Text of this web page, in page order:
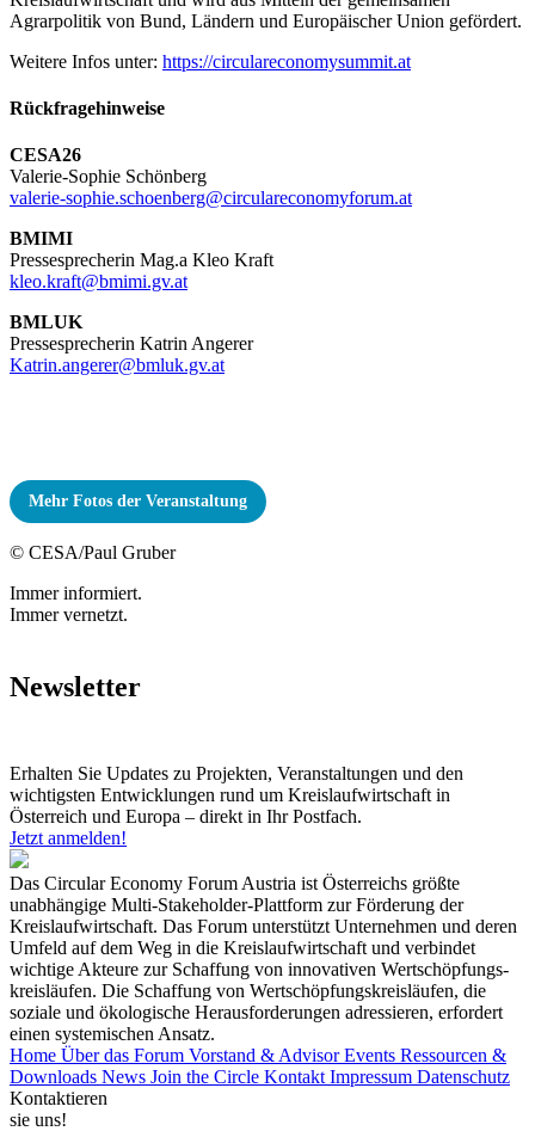
Agrarpolitik von Bund, Ländern und Europäischer Union gefördert.
Weitere Infos unter: https://circulareconomysummit.at
Rückfragehinweise
CESA26
Valerie-Sophie Schönberg
valerie-sophie.schoenberg@circulareconomyforum.at
BMIMI
Pressesprecherin Mag.a Kleo Kraft
kleo.kraft@bmimi.gv.at
BMLUK
Pressesprecherin Katrin Angerer
Katrin.angerer@bmluk.gv.at
Mehr Fotos der Veranstaltung
© CESA/Paul Gruber
Immer informiert.
Immer vernetzt.
Newsletter
Erhalten Sie Updates zu Projekten, Veranstaltungen und den
wichtigsten Entwicklungen rund um Kreislaufwirtschaft in
Österreich und Europa – direkt in Ihr Postfach.
Jetzt anmelden!
Das Circular Economy Forum Austria ist Österreichs größte
unabhängige Multi-Stakeholder-Plattform zur Förderung der
Kreislaufwirtschaft. Das Forum unterstützt Unternehmen und deren
Umfeld auf dem Weg in die Kreislaufwirtschaft und verbindet
wichtige Akteure zur Schaffung von innovativen Wertschöpfungs-
kreisläufen. Die Schaffung von Wertschöpfungskreisläufen, die
soziale und ökologische Herausforderungen adressieren, erfordert
einen systemischen Ansatz.
Home Über das Forum Vorstand & AdvisorEvents Ressourcen &
Downloads News Join the Circle Kontakt Impressum Datenschutz
Kontaktieren
sie uns!